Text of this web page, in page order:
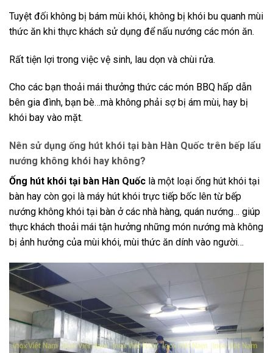
Tuyệt đối không bị bám mùi khói, không bị khói bu quanh mùi
thức ăn khi thực khách sử dụng để nấu nướng các món ăn.
Rất tiện lợi trong việc vệ sinh, lau dọn và chùi rửa.
Cho các bạn thoải mái thưởng thức các món BBQ hấp dẫn
bên gia đình, bạn bè…mà không phải sợ bị ám mùi, hay bị
khói bay vào mặt.
Nên sử dụng ống hút khói tại bàn Hàn Quốc trên bếp lẩu
nướng không khói hay không?
Ống hút khói tại bàn Hàn Quốc là một loại ống hút khói tại
bàn hay còn gọi là máy hút khói trực tiếp bốc lên từ bếp
nướng không khói tại bàn ở các nhà hàng, quán nướng… giúp
thực khách thoải mái tận hưởng những món nướng mà không
bị ảnh hưởng của mùi khói, mùi thức ăn dính vào người…